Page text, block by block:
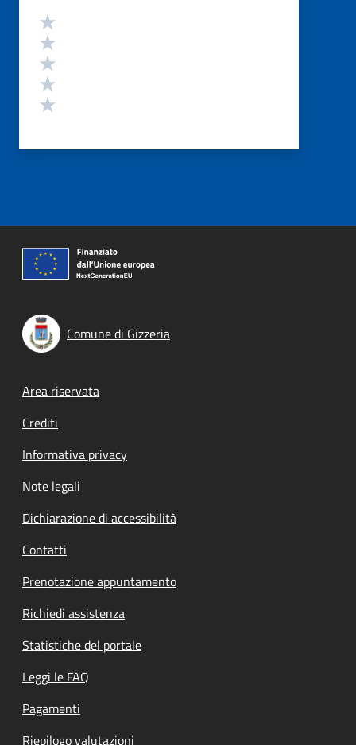
Valutazione
Comune di Gizzeria
Footer menu
Area riservata
Crediti
Informativa privacy
Note legali
Dichiarazione di accessibilità
Contatti
Prenotazione appuntamento
Richiedi assistenza
Statistiche del portale
Leggi le FAQ
Pagamenti
Riepilogo valutazioni